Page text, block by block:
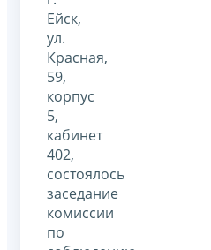
Ейск,
ул.
Красная,
59,
корпус
5,
кабинет
402,
состоялось
заседание
комиссии
по